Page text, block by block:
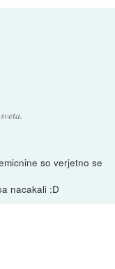
so verjetno se
nacakali :D